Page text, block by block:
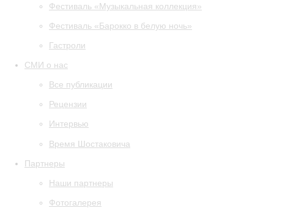
Фестиваль «Музыкальная коллекция»
Фестиваль «Барокко в белую ночь»
Гастроли
СМИ о нас
Все публикации
Рецензии
Интервью
Время Шостаковича
Партнеры
Наши партнеры
Фотогалерея